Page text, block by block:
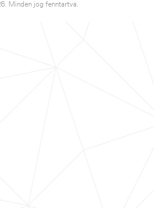
Minden jog fenntartva.